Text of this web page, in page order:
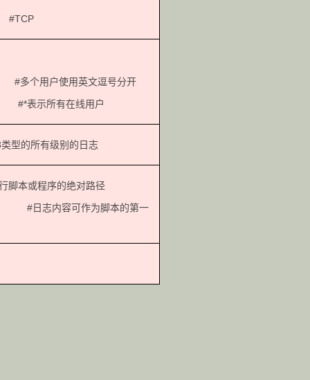
用英文逗号分开
在线用户
的所有级别的日志
本或程序的绝对路径
脚本的第一